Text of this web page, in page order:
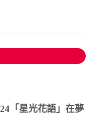
「星光花語」在夢